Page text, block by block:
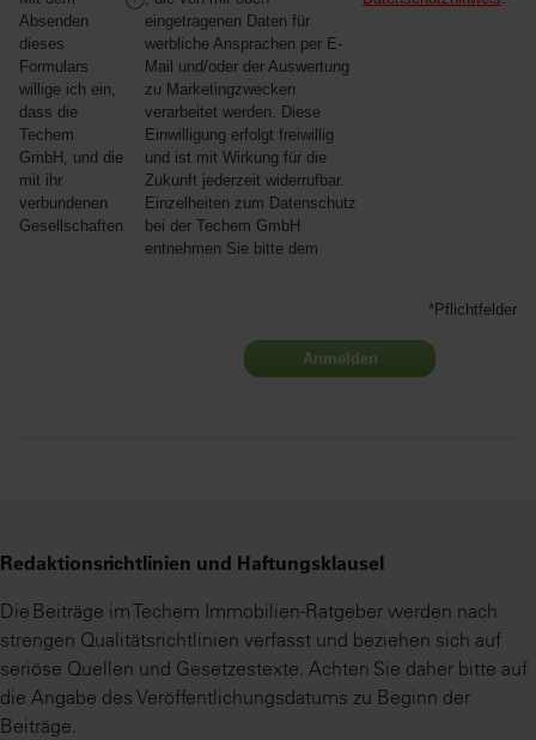
Absenden
dieses
Formulars
willige ich ein,
dass die
Techem
GmbH, und die
mit ihr
verbundenen
Gesellschaften
eingetragenen Daten für
werbliche Ansprachen per E-
Mail und/oder der Auswertung
zu Marketingzwecken
verarbeitet werden. Diese
Einwilligung erfolgt freiwillig
und ist mit Wirkung für die
Zukunft jederzeit widerrufbar.
Einzelheiten zum Datenschutz
bei der Techem GmbH
entnehmen Sie bitte dem
*Pflichtfelder
Anmelden
Redaktionsrichtlinien und Haftungsklausel
Die Beiträge im Techem Immobilien-Ratgeber werden nach
strengen Qualitätsrichtlinien verfasst und beziehen sich auf
seriöse Quellen und Gesetzestexte. Achten Sie daher bitte auf
die Angabe des Veröffentlichungsdatums zu Beginn der
Beiträge.